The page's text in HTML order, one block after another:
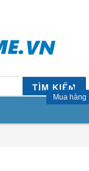
TÌM KIẾM
Mua hàng